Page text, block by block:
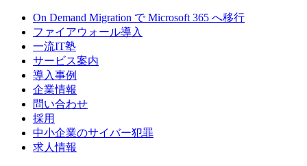
On Demand Migration で Microsoft 365 へ移行
ファイアウォール導入
一流IT塾
サービス案内
導入事例
企業情報
問い合わせ
採用
中小企業のサイバー犯罪
求人情報